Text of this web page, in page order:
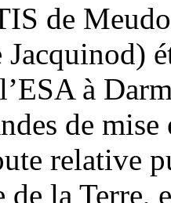
de
à
de
relative
la Terre,